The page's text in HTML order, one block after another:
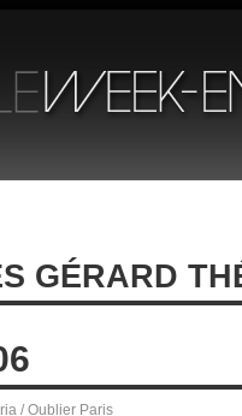
GÉRARD
/ Oublier Paris